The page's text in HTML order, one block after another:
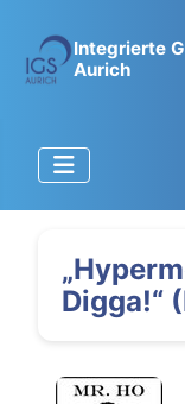
Integrierte
Aurich
Digga!“